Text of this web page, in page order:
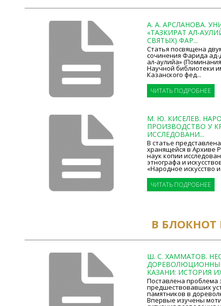
А. А. АРСЛАНОВА.
«ТАЗКИРАТ АЛ-
СВЯТЫХ) ФАР...
Cтатья посвящена
сочинения Фарида ад-
ал-аулийа»
Научной библиотеки
Казанского фед...
ЧИТАТЬ ПОДРОБНЕЕ
М. Ю. КИСЕЛЕВ.
ПРОИЗВОДСТВО У
ИССЛЕДОВАНИ...
В статье
хранящейся в Архиве
наук копии
этнографа и
«Народное искусство и
ЧИТАТЬ ПОДРОБНЕЕ
В
Ш. С. ХАММАТОВ.
КАЗАНИ: ИСТОРИЯ
Поставлена проблема
предшествовавших
памятников в
Впервые изучены